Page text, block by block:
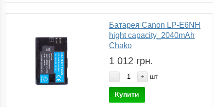
Батарея Canon LP-E6NH
hight capacity_2040mAh
Chako
1 012 грн.
- + шт
Купити